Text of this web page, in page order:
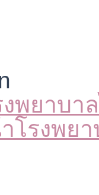
พยาบา
โรงพย